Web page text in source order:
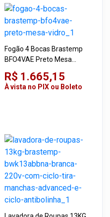
Fogão 4 Bocas Brastemp
BFO4VAE Preto Mesa
Vidro
R$ 1.665,15
À vista no PIX ou Boleto